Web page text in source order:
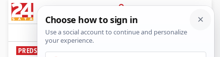
PRIJAVA
News Komentari
PREDSJEDNIČKI IZBORI